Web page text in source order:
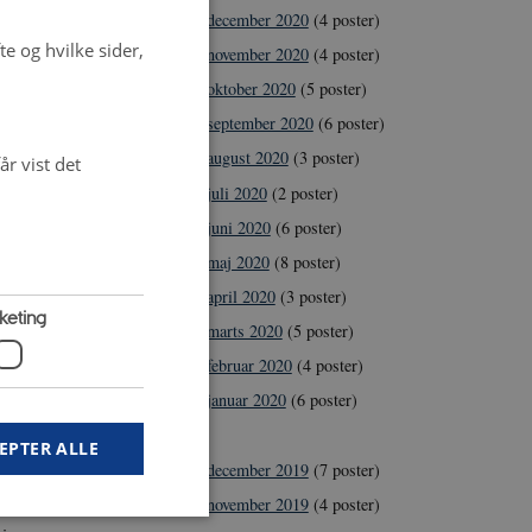
har
i
eller ren
for at
december 2020(4 poster)
november 2020(4 poster)
oktober 2020(5 poster)
september 2020(6 poster)
august 2020(3 poster)
juli 2020(2 poster)
juni 2020(6 poster)
maj 2020(8 poster)
april 2020(3 poster)
marts 2020(5 poster)
februar 2020(4 poster)
januar 2020(6 poster)
december 2019(7 poster)
november 2019(4 poster)
og hvilke sider,
vist det
ALLE